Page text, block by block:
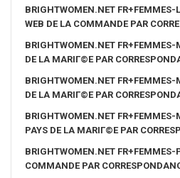
BRIGHTWOMEN.NET FR+FEMMES-
WEB DE LA COMMANDE PAR
BRIGHTWOMEN.NET FR+FEMMES-
DE LA MARIГ©E PAR
BRIGHTWOMEN.NET FR+FEMMES-
DE LA MARIГ©E PAR
BRIGHTWOMEN.NET FR+FEMMES-
PAYS DE LA MARIГ©E PAR
BRIGHTWOMEN.NET
COMMANDE PAR